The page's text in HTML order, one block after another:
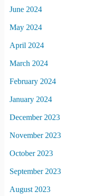
June 2024
May 2024
April 2024
March 2024
February 2024
January 2024
December 2023
November 2023
October 2023
September 2023
August 2023